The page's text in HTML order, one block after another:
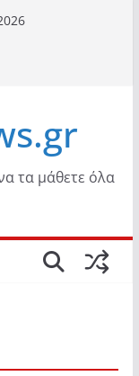
τα μάθετε όλα